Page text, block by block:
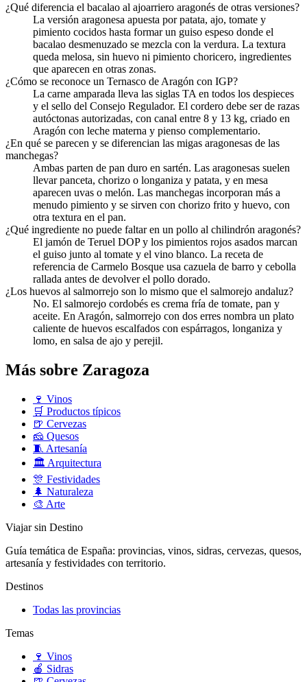
¿Qué diferencia el bacalao al ajoarriero aragonés de otras versiones?
La versión aragonesa apuesta por patata, ajo, tomate y
pimiento cocidos hasta formar un guiso espeso donde el
bacalao desmenuzado se mezcla con la verdura. La textura
queda melosa, sin huevo ni pimiento choricero, ingredientes
que aparecen en otras zonas.
¿Cómo se reconoce un Ternasco de Aragón con IGP?
La carne amparada lleva las siglas TA en todos los despieces
y el sello del Consejo Regulador. El cordero debe ser de razas
autóctonas autorizadas, con canal entre 8 y 13 kg, criado en
Aragón con leche materna y pienso complementario.
¿En qué se parecen y se diferencian las migas aragonesas de las
manchegas?
Ambas parten de pan duro en sartén. Las aragonesas suelen
llevar panceta, chorizo o longaniza y patata, y en mesa
aparecen uvas o melón. Las manchegas incorporan más a
menudo pimiento y se sirven con chorizo frito y huevo, con
otra textura en el pan.
¿Qué ingrediente no puede faltar en un pollo al chilindrón aragonés?
El jamón de Teruel DOP y los pimientos rojos asados marcan
el guiso junto al tomate y el vino blanco. La receta de
referencia de Carmelo Bosque usa cazuela de barro y cebolla
rallada antes de devolver el pollo dorado.
¿Los huevos al salmorrejo son lo mismo que el salmorejo andaluz?
No. El salmorejo cordobés es crema fría de tomate, pan y
aceite. En Aragón, salmorrejo con dos erres nombra un plato
caliente de huevos escalfados con espárragos, longaniza y
lomo, en salsa de ajo y perejil.
Más sobre Zaragoza
🍷 Vinos
🛒 Productos típicos
🍺 Cervezas
🧀 Quesos
🧵 Artesanía
🏛️ Arquitectura
🎊 Festividades
🌲 Naturaleza
🎨 Arte
Viajar sin Destino
Guía temática de España: provincias, vinos, sidras, cervezas, quesos,
artesanía y festividades con territorio.
Destinos
Todas las provincias
Temas
🍷 Vinos
🍎 Sidras